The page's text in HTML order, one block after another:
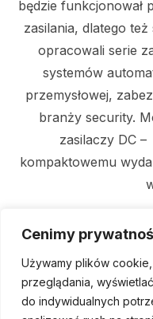
Cenimy
Używamy plików
przeglądania,
do indywidualnych
będzie funkcjonował
zasilania, dlatego
opracowali serie
systemów
przemysłowej,
branży security.
zasilaczy DC
kompaktowemu